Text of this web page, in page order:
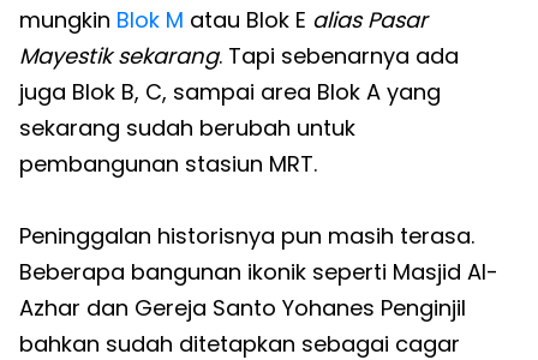
mungkin Blok M atau Blok E alias Pasar
Mayestik sekarang. Tapi sebenarnya ada
juga Blok B, C, sampai area Blok A yang
sekarang sudah berubah untuk
pembangunan stasiun MRT.
Peninggalan historisnya pun masih terasa.
Beberapa bangunan ikonik seperti Masjid Al-
Azhar dan Gereja Santo Yohanes Penginjil
bahkan sudah ditetapkan sebagai cagar